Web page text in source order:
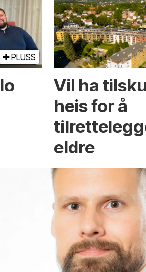
PLUSS
Vil ha
heis for å
eldre